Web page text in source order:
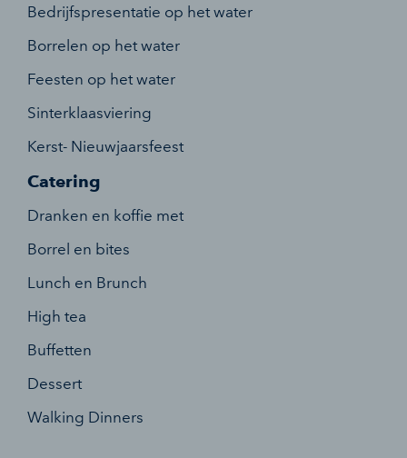
Bedrijfspresentatie op het water
Borrelen op het water
Feesten op het water
Sinterklaasviering
Kerst- Nieuwjaarsfeest
Catering
Dranken en koffie met
Borrel en bites
Lunch en Brunch
High tea
Buffetten
Dessert
Walking Dinners